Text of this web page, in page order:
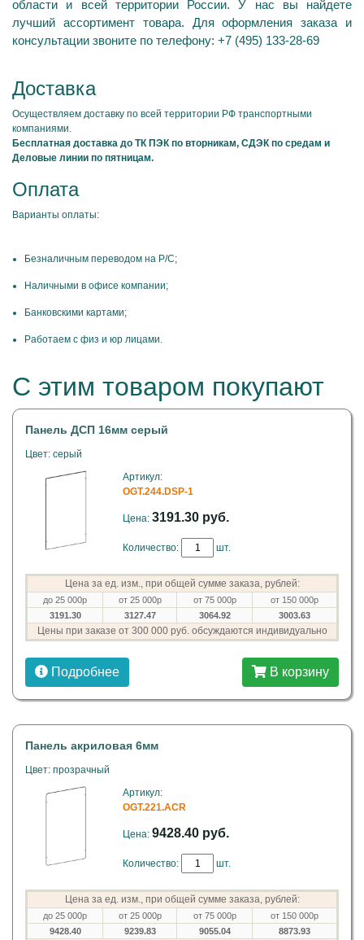
области и всей территории России. У нас вы найдете
лучший ассортимент товара. Для оформления заказа и
консультации звоните по телефону: +7 (495) 133-28-69
Доставка
Осуществляем доставку по всей территории РФ транспортными
компаниями.
Бесплатная доставка до ТК ПЭК по вторникам, СДЭК по средам и
Деловые линии по пятницам.
Оплата
Варианты оплаты:
Безналичным переводом на Р/С;
Наличными в офисе компании;
Банковскими картами;
Работаем с физ и юр лицами.
С этим товаром покупают
Панель ДСП 16мм серый
Цвет: серый
Артикул:
OGT.244.DSP-1
Цена: 3191.30 руб.
Количество: шт.
Цена за ед. изм., при общей сумме заказа, рублей:
до 25 000р от 25 000р от 75 000р
от 150 000р
3191.30
3127.47 3064.92 3003.63
Цены при заказе от 300 000 руб. обсуждаются индивидуально
Подробнее В корзину
Панель акриловая 6мм
Цвет: прозрачный
Артикул:
OGT.221.ACR
Цена: 9428.40 руб.
Количество: шт.
Цена за ед. изм., при общей сумме заказа, рублей:
до 25 000р от 25 000р от 75 000р
от 150 000р
9428.40
9239.83 9055.04 8873.93